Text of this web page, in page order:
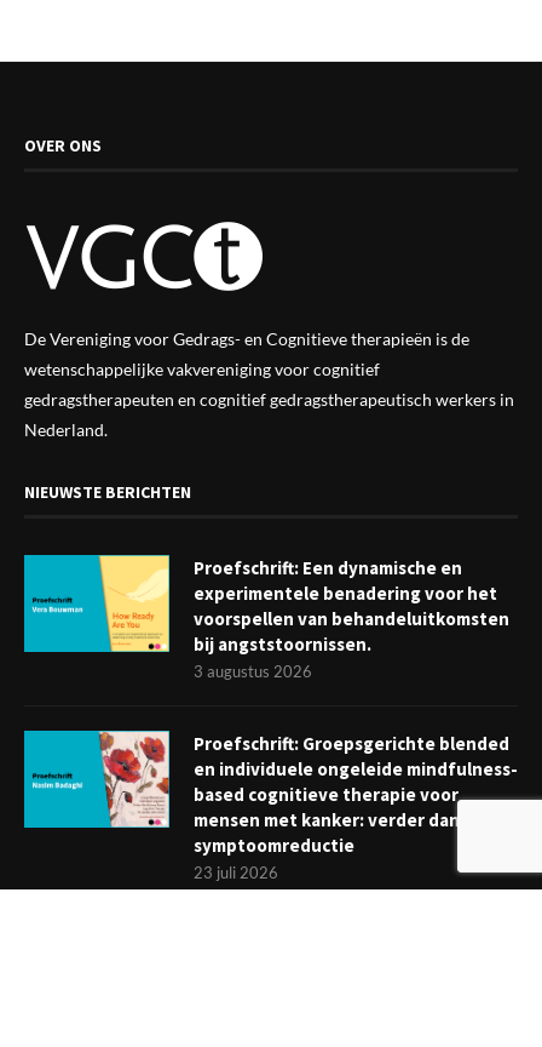
OVER ONS
De Vereniging voor Gedrags- en Cognitieve therapieën is de
wetenschappelijke vakverenigingvoor cognitief
gedragstherapeuten en cognitief gedragstherapeutisch werkers in
Nederland.
NIEUWSTE BERICHTEN
Proefschrift: Een dynamische en
experimentele benadering voor het
voorspellen van behandeluitkomsten
bij angststoornissen.
3 augustus 2026
Proefschrift: Groepsgerichte blended
en individuele ongeleide mindfulness-
based cognitieve therapie voor
mensen met kanker: verder dan
symptoomreductie
23 juli 2026